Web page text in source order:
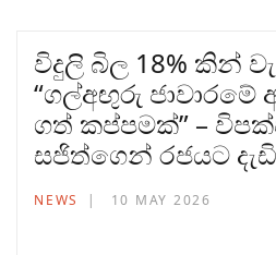
විදුලි බිල 18% කින්
“ගල්අඟුරු ජාවාරමේ
ගත් කප්පමක්” –
සජිත්ගෙන් රජයට
NEWS 10 MAY 2026